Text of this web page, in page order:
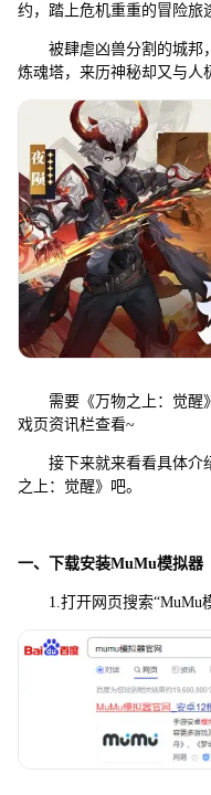
约，踏上危机重重的冒险旅
被肆虐凶兽分割的城邦
炼魂塔，来历神秘却又与
需要《万物之上：觉醒
戏页资讯栏查看~
接下来就来看看具体介
之上：觉醒》吧。
一、下载安装MuMu模拟器
1.打开网页搜索“MuMu模